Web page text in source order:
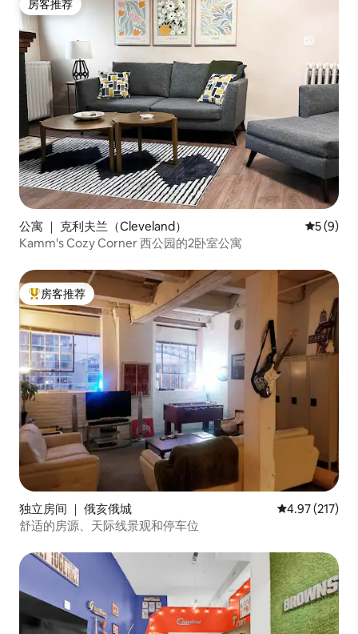
房客推荐
房客推荐
公寓 ｜ 克利夫兰（Cleveland） 平均评分
5 (9)
Kamm's Cozy Corner 西公园的2卧室公寓
热门「房客推荐」
房客推荐
独立房间 ｜ 俄亥俄城 平均评分 4.97
4.97 (217)
舒适的房源、天际线景观和停车位